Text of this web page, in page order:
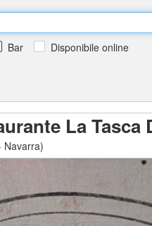
Bar Disponibile online
La Tasca
Navarra)